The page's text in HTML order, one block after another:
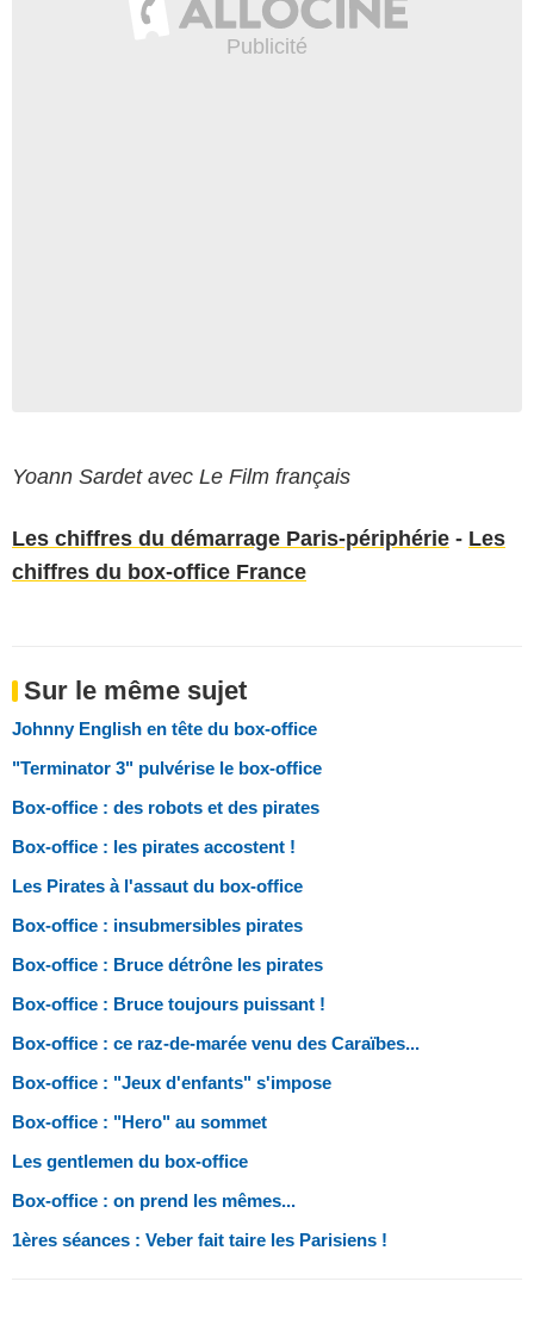
Yoann Sardet avec Le Film français
Les chiffres du démarrage Paris-périphérie - Les
chiffres du box-office France
Sur le même sujet
Johnny English en tête du box-office
"Terminator 3" pulvérise le box-office
Box-office : des robots et des pirates
Box-office : les pirates accostent !
Les Pirates à l'assaut du box-office
Box-office : insubmersibles pirates
Box-office : Bruce détrône les pirates
Box-office : Bruce toujours puissant !
Box-office : ce raz-de-marée venu des Caraïbes...
Box-office : "Jeux d'enfants" s'impose
Box-office : "Hero" au sommet
Les gentlemen du box-office
Box-office : on prend les mêmes...
1ères séances : Veber fait taire les Parisiens !